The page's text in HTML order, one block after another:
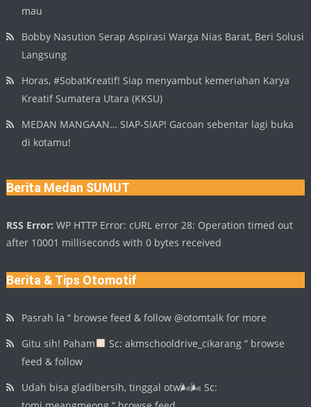
mau
Bobby Nasution Serap Aspirasi Warga Nias Barat, Beri Solusi
Langsung
Horas, #SobatKreatif! Siap menyambut kemeriahan Karya
Kreatif Sumatera Utara (KKSU)
MEDAN MANGAAN… SIAP-SIAP! Gacoan sebentar lagi buka
di kotamu!
Berita Medan SUMUT
RSS Error: WP HTTP Error: cURL error 28: Operation timed out
after 10001 milliseconds with 0 bytes received
Berita & Tips Otomotif
Pasrah la “ browse feed & follow @otomtalk for more
Gitu sih! Paham
Sc: akmschooldrive_cikarang “ browse
feed & follow
Udah bisa gladibersih, tinggal otw🌬🌬 Sc: